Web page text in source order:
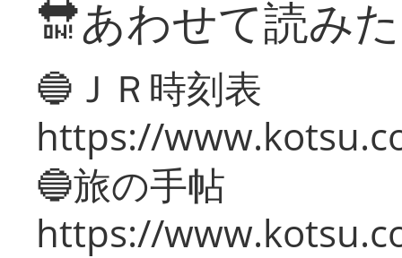
🔛あわせて読み
🔵ＪＲ時刻表
https://
🔵旅の手帖
https://